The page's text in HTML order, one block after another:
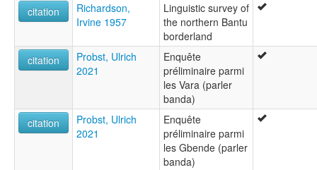
citation
Richardson,
Irvine 1957
Linguistic survey of
the northern Bantu
borderland
citation
Probst, Ulrich
2021
Enquête
préliminaire parmi
les Vara (parler
banda)
citation
Probst, Ulrich
2021
Enquête
préliminaire parmi
les Gbende (parler
banda)